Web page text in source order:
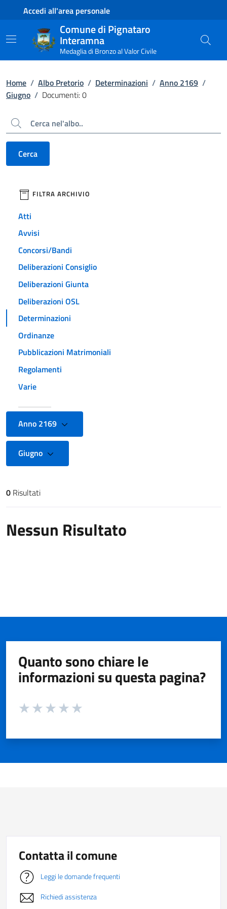
Contenuto principale
Piede di paginaAccedi all'area personale
Comune di Pignataro
Interamna
Medaglia di Bronzo al Valor Civile
Home / Albo Pretorio / Determinazioni / Anno 2169 /
Giugno / Documenti: 0
Cerca
Cerca
filtri da applicare
FILTRA ARCHIVIO
Atti
Avvisi
Concorsi/Bandi
Deliberazioni Consiglio
Deliberazioni Giunta
Deliberazioni OSL
Determinazioni
Ordinanze
Pubblicazioni Matrimoniali
Regolamenti
Varie
Anno 2169
Giugno
Risultati di ricerca
0 Risultati
Nessun Risultato
Quanto sono chiare le
informazioni su questa pagina?
Valuta da 1 a 5 stelle la pagina
Contatta il comune
Leggi le domande frequenti
Richiedi assistenza